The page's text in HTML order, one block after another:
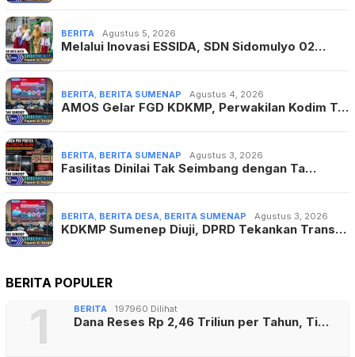
BERITA Agustus 5, 2026
Melalui Inovasi ESSIDA, SDN Sidomulyo 02…
BERITA, BERITA SUMENAP Agustus 4, 2026
AMOS Gelar FGD KDKMP, Perwakilan Kodim T…
BERITA, BERITA SUMENAP Agustus 3, 2026
Fasilitas Dinilai Tak Seimbang dengan Ta…
BERITA, BERITA DESA, BERITA SUMENAP Agustus 3, 2026
KDKMP Sumenep Diuji, DPRD Tekankan Trans…
BERITA POPULER
1 BERITA 197960 Dilihat
Dana Reses Rp 2,46 Triliun per Tahun, Ti…